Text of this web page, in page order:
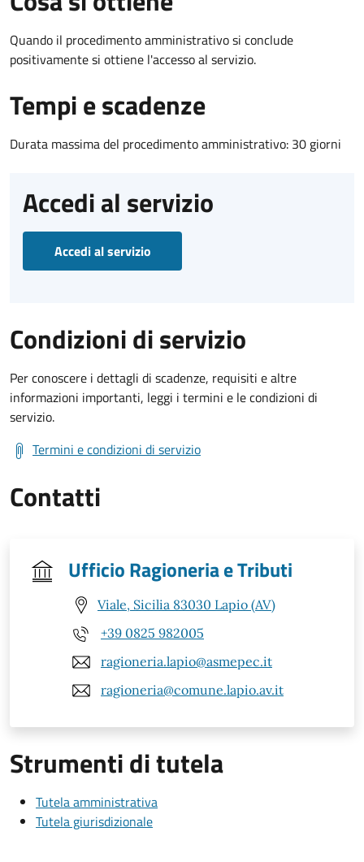
Quando il procedimento amministrativo si conclude
positivamente si ottiene l'accesso al servizio.
Tempi e scadenze
Durata massima del procedimento amministrativo: 30 giorni
Accedi al servizio
Accedi al servizio
Condizioni di servizio
Per conoscere i dettagli di scadenze, requisiti e altre
informazioni importanti, leggi i termini e le condizioni di
servizio.
Termini e condizioni di servizio
Contatti
Ufficio Ragioneria e Tributi
Viale, Sicilia 83030 Lapio (AV)
+39 0825 982005
ragioneria.lapio@asmepec.it
ragioneria@comune.lapio.av.it
Strumenti di tutela
Tutela amministrativa
Tutela giurisdizionale